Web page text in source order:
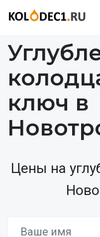
ключ в
Цены на